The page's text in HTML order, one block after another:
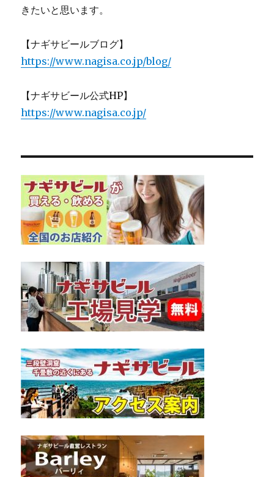
きたいと思います。
【ナギサビールブログ】
https://www.nagisa.co.jp/blog/
【ナギサビール公式HP】
https://www.nagisa.co.jp/